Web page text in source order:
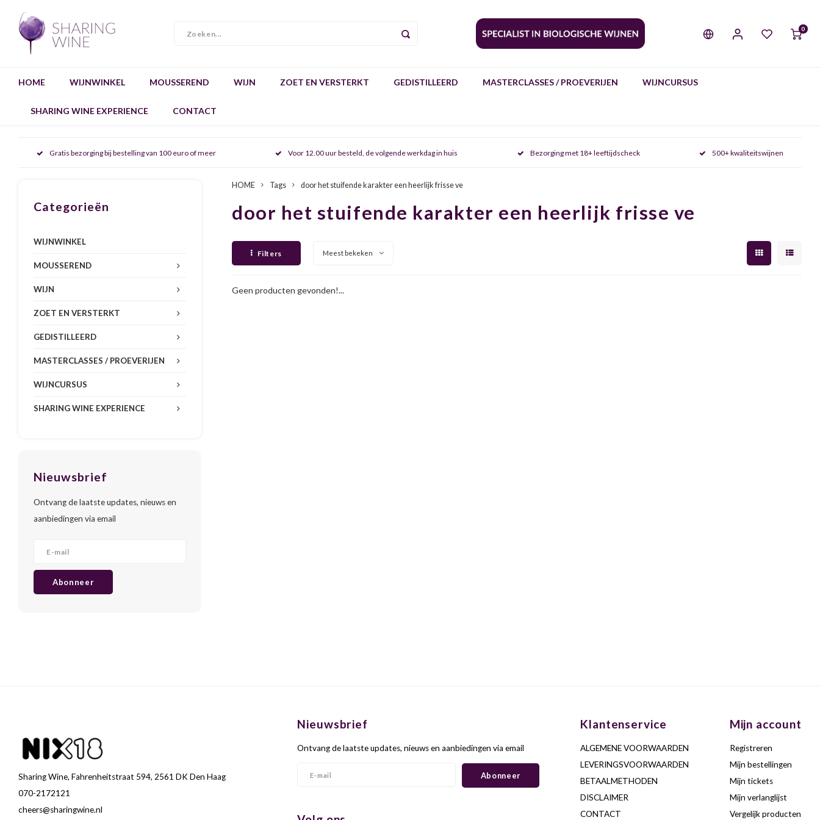
0
HOME WIJNWINKEL MOUSSEREND WIJN ZOET EN VERSTERKT GEDISTILLEERD MASTERCLASSES / PROEVERIJEN WIJNCURSUS
SHARING WINE EXPERIENCE CONTACT
Gratis bezorging bij bestelling van 100 euro of meer Voor 12.00 uur besteld, de volgende werkdag in huis Bezorging met 18+ leeftijdscheck 500+ kwaliteitswijnen
Categorieën
WIJNWINKEL
MOUSSEREND
WIJN
ZOET EN VERSTERKT
GEDISTILLEERD
MASTERCLASSES / PROEVERIJEN
WIJNCURSUS
SHARING WINE EXPERIENCE
Nieuwsbrief
Ontvang de laatste updates, nieuws en
aanbiedingen via email
Abonneer
HOME Tags door het stuifende karakter een heerlijk frisse ve
door het stuifende karakter een heerlijk frisse ve
Filters Meest bekeken
Geen producten gevonden!...
Sharing Wine, Fahrenheitstraat 594, 2561 DK Den Haag
070-2172121
cheers@sharingwine.nl
Nieuwsbrief
Ontvang de laatste updates, nieuws en aanbiedingen via email
Abonneer
Klantenservice
ALGEMENE VOORWAARDEN
LEVERINGSVOORWAARDEN
BETAALMETHODEN
DISCLAIMER
CONTACT
Mijn account
Registreren
Mijn bestellingen
Mijn tickets
Mijn verlanglijst
Vergelijk producten